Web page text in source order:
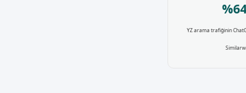
YZ arama trafiğinin